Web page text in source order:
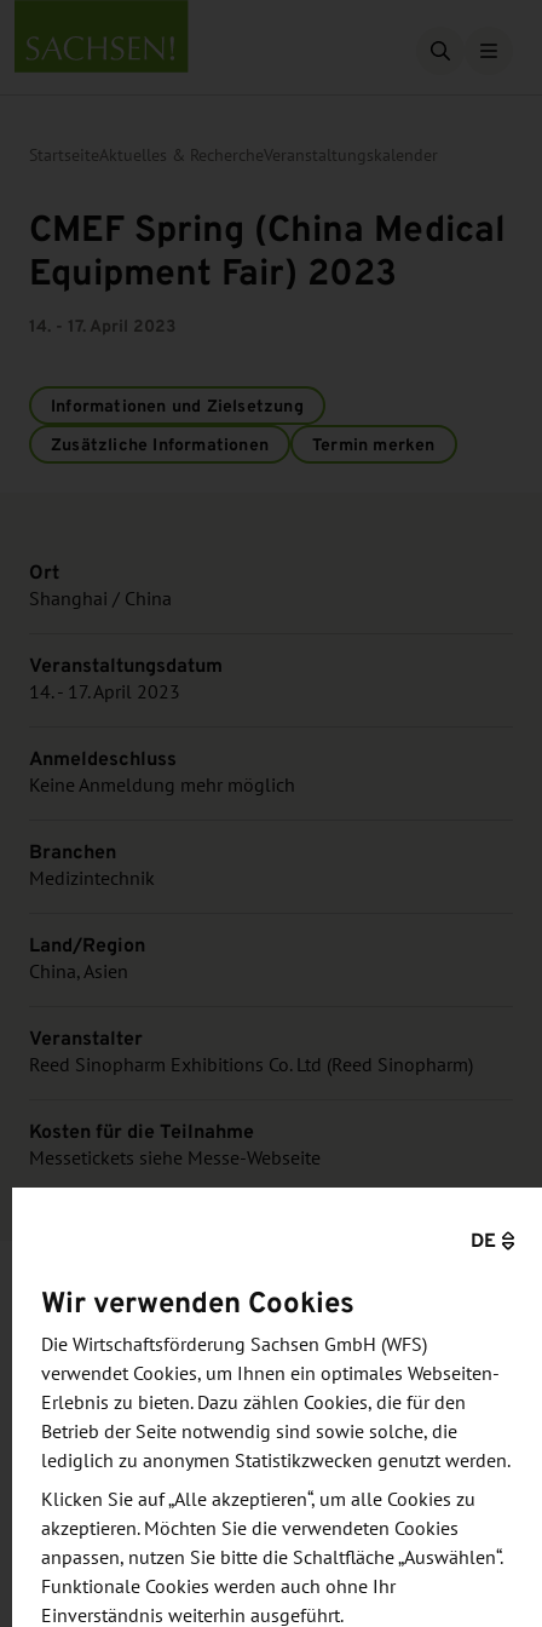
Suche
StartseiteAktuelles & RechercheVeranstaltungskalender
CMEF Spring (China Medical
Equipment Fair) 2023
14. - 17. April 2023
Informationen und Zielsetzung
Zusätzliche Informationen
Termin merken
Ort
Shanghai / China
Veranstaltungsdatum
14. - 17. April 2023
Anmeldeschluss
Keine Anmeldung mehr möglich
Branchen
Medizintechnik
Land/Region
China, Asien
Veranstalter
Reed Sinopharm Exhibitions Co. Ltd (Reed Sinopharm)
Kosten für die Teilnahme
Messetickets siehe Messe-Webseite
Informationen und Zielsetzung
Mit ca. 4.000 Ausstellern und mehr als 100.000
Besuchern ist die CMEF Spring (China Medical
Equipment Fair) in Shanghai eine der größten
Messen für den Bereich Medizintechnik,
Krankenhausausrüstung, Labortechnik etc..
Die geplante sächsische Gemeinschaftsbeteiligung
DE
Wir verwenden Cookies
Die Wirtschaftsförderung Sachsen GmbH (WFS)
verwendet Cookies, um Ihnen ein optimales Webseiten-
Erlebnis zu bieten. Dazu zählen Cookies, die für den
Betrieb der Seite notwendig sind sowie solche, die
lediglich zu anonymen Statistikzwecken genutzt werden.
Klicken Sie auf „Alle akzeptieren“, um alle Cookies zu
akzeptieren. Möchten Sie die verwendeten Cookies
anpassen, nutzen Sie bitte die Schaltfläche „Auswählen“.
Funktionale Cookies werden auch ohne Ihr
Einverständnis weiterhin ausgeführt.